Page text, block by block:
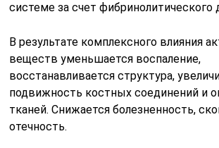
системе за счет фибринолитического
В результате комплексного влияния
веществ уменьшается воспаление,
восстанавливается структура,
подвижность костных соединений и
тканей. Снижается болезненность,
отечность.